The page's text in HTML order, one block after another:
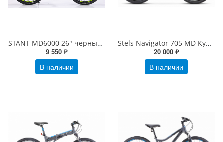
STANT MD6000 26" черный/зеленый
9 550 ₽
В наличии
Stels Navigator 705 MD Курьер 27.5" Z010
20 000 ₽
В наличии